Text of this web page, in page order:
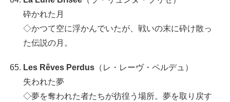
砕かれた月
◇かつて空に浮かんでいたが、戦いの末に砕け散っ
た伝説の月。
Les Rêves Perdus （レ・レーヴ・ペルデュ）
失われた夢
◇夢を奪われた者たちが彷徨う場所。夢を取り戻す